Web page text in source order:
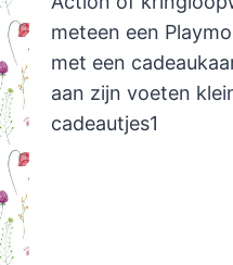
meteen een
met een
aan zijn voeten
cadeautjes1